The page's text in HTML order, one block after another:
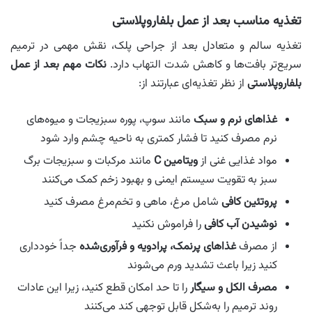
تغذیه مناسب بعد از عمل بلفاروپلاستی
تغذیه سالم و متعادل بعد از جراحی پلک، نقش مهمی در ترمیم
سریع‌تر بافت‌ها و کاهش شدت التهاب دارد.نکات مهم بعد از عمل
بلفاروپلاستی از نظر تغذیه‌ای عبارتند از:
غذاهای نرم و سبک مانند سوپ، پوره سبزیجات و میوه‌های
نرم مصرف کنید تا فشار کمتری به ناحیه چشم وارد شود
مواد غذایی غنی ازویتامین C مانند مرکبات و سبزیجات برگ
سبز به تقویت سیستم ایمنی و بهبود زخم کمک می‌کنند
پروتئین کافی شامل مرغ، ماهی و تخم‌مرغ مصرف کنید
نوشیدن آب کافیرا فراموش نکنید
از مصرفغذاهای پرنمک، پرادویه و فرآوری‌شده جداً خودداری
کنید زیرا باعث تشدید ورم می‌شوند
مصرف الکل و سیگاررا تا حد امکان قطع کنید، زیرا این عادات
روند ترمیم را به‌شکل قابل توجهی کند می‌کنند